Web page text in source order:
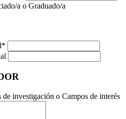
a o Graduado/a
*
investigación o Campos de interés